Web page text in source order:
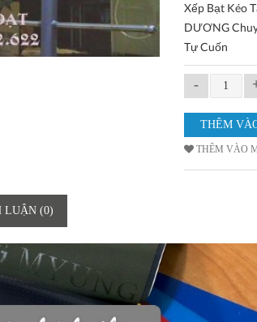
Xếp Bạt Kéo
DƯƠNG
Tự Cuốn
-
THÊM VÀO
LUẬN (0)